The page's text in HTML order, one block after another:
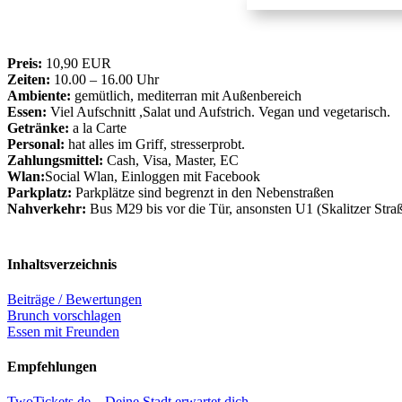
Preis: 10,90 EUR
Zeiten: 10.00 – 16.00 Uhr
Ambiente: gemütlich, mediterran mit Außenbereich
Essen: Viel Aufschnitt ,Salat und Aufstrich. Vegan und vegetarisch.
Getränke: a la Carte
Personal: hat alles im Griff, stresserprobt.
Zahlungsmittel: Cash, Visa, Master, EC
Wlan:Social Wlan, Einloggen mit Facebook
Parkplatz: Parkplätze sind begrenzt in den Nebenstraßen
Nahverkehr: Bus M29 bis vor die Tür, ansonsten U1 (Skalitzer
Inhaltsverzeichnis
Beiträge / Bewertungen
Brunch vorschlagen
Essen mit Freunden
Empfehlungen